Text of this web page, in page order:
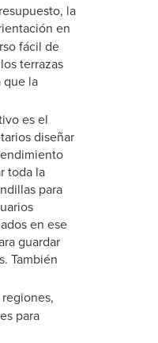
la
en
fácil de
terrazas
que la
es el
diseñar
toda la
para
en ese
guardar
También
para